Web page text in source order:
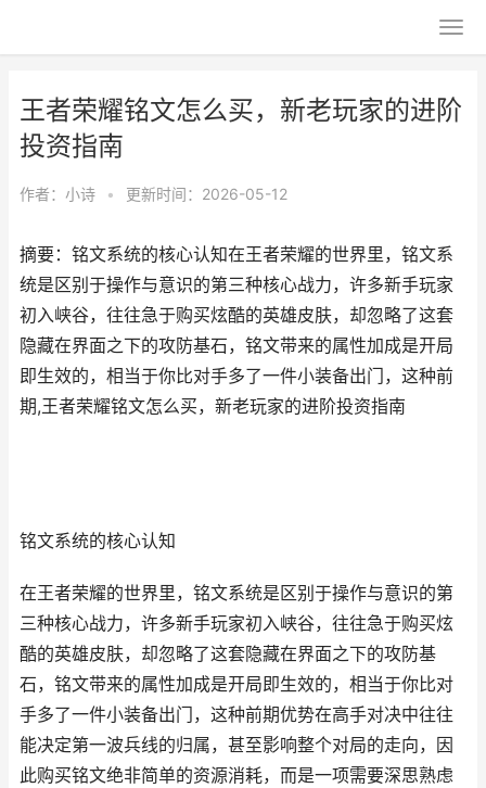
王者荣耀铭文怎么买，新老玩家的进阶
投资指南
作者： 小诗 • 更新时间：2026-05-12
摘要：铭文系统的核心认知在王者荣耀的世界里，铭文系
统是区别于操作与意识的第三种核心战力，许多新手玩家
初入峡谷，往往急于购买炫酷的英雄皮肤，却忽略了这套
隐藏在界面之下的攻防基石，铭文带来的属性加成是开局
即生效的，相当于你比对手多了一件小装备出门，这种前
期,王者荣耀铭文怎么买，新老玩家的进阶投资指南
铭文系统的核心认知
在王者荣耀的世界里，铭文系统是区别于操作与意识的第
三种核心战力，许多新手玩家初入峡谷，往往急于购买炫
酷的英雄皮肤，却忽略了这套隐藏在界面之下的攻防基
石，铭文带来的属性加成是开局即生效的，相当于你比对
手多了一件小装备出门，这种前期优势在高手对决中往往
能决定第一波兵线的归属，甚至影响整个对局的走向，因
此购买铭文绝非简单的资源消耗，而是一项需要深思熟虑